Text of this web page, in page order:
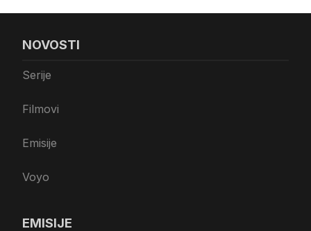
NOVOSTI
Serije
Filmovi
Emisije
Voyo
EMISIJE